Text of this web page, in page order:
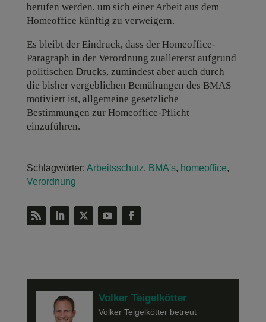
berufen werden, um sich einer Arbeit aus dem
Homeoffice künftig zu verweigern.
Es bleibt der Eindruck, dass der Homeoffice-
Paragraph in der Verordnung zuallererst aufgrund
politischen Drucks, zumindest aber auch durch
die bisher vergeblichen Bemühungen des BMAS
motiviert ist, allgemeine gesetzliche
Bestimmungen zur Homeoffice-Pflicht
einzuführen.
Schlagwörter: Arbeitsschutz, BMA's, homeoffice,
Verordnung
Volker Teigelkötter
Volker Teigelkötter betreut